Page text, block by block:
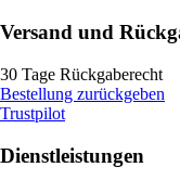
Versand und
30 Tage Rückgaberecht
Bestellung zurückgeben
Trustpilot
Dienstleistungen